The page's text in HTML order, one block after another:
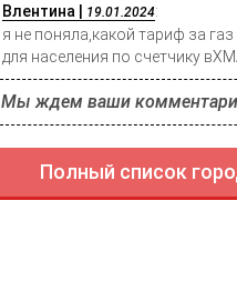
Влентина |
19.01.2024:
я не поняла,какой тариф за газ
для населения по счетчику
Мы ждем ваши
Полный список